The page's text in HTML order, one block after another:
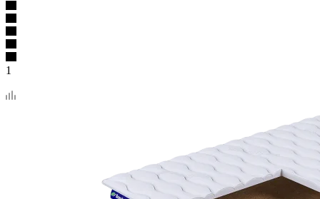
1